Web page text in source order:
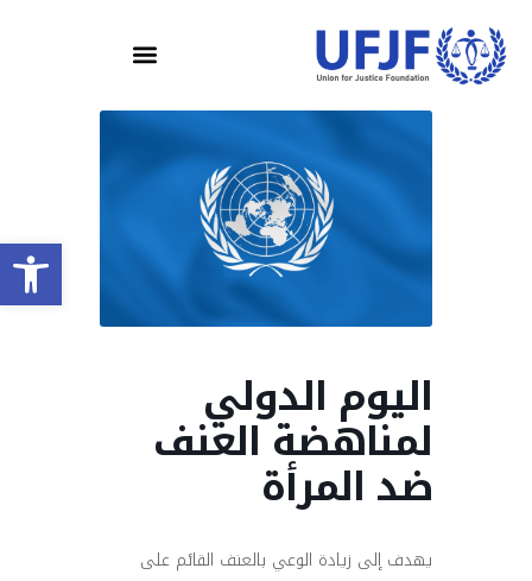
اليوم الدولي
لمناهضة العنف
ضد المرأة
يهدف إلى زيادة الوعي بالعنف القائم على